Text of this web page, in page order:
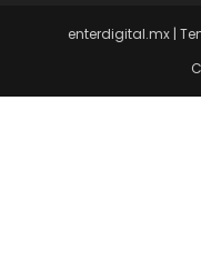
enterdigital.mx |